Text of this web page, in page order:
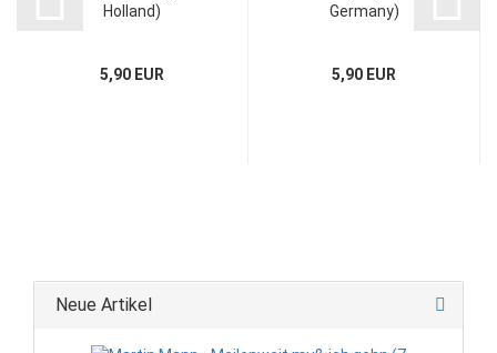
Holland)
5,90 EUR
Germany)
5,90 EUR
Neue Artikel